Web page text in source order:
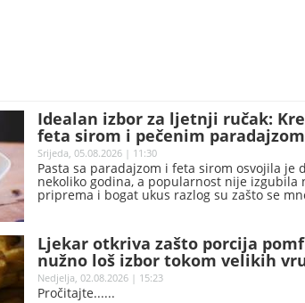
Idealan izbor za ljetnji ručak:
feta sirom i pečenim paradajzom
Srijeda, 05.08.2026 | 11:30
Pasta sa paradajzom i feta sirom osvojila je
nekoliko godina, a popularnost nije izgubila
priprema i bogat ukus razlog su zašto se
Ljekar otkriva zašto porcija
nužno loš izbor tokom velikih
Nedjelja, 02.08.2026 | 15:23
Pročitajte...